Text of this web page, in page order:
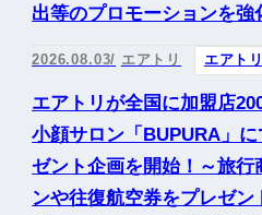
出等のプロモーションを強
2026.08.03 エアトリ エアト
エアトリが全国に加盟店
小顔サロン「BUPURA」
ゼント企画を開始！～旅行
ンや往復航空券をプレゼ